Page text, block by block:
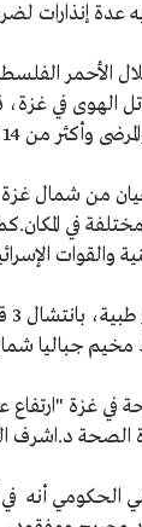
إنذارات
الأحمر
الهوى في
من 14 ألف نازح".
من شمال
في
والقوات
جباليا
أن "1000 شهيد وجريح